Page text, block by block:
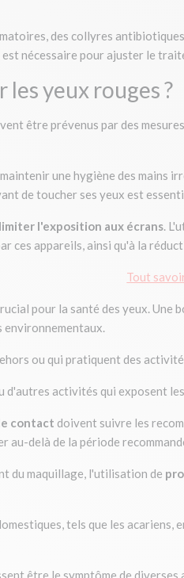
des collyres
est nécessaire pour ajuster le
yeux rouges ?
être prévenus par des
une hygiène des
de toucher ses yeux est
limiter l'exposition aux écrans.
ces appareils, ainsi qu'à la
Tout
pour la santé des yeux. Une
ou qui pratiquent des
d'autres activités qui exposent
contact doivent suivre les
au-delà de la période
du maquillage, l'utilisation de
tels que les
être le symptôme de